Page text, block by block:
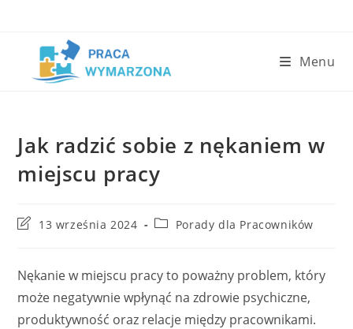
Menu
Jak radzić sobie z nękaniem w
miejscu pracy
Post13 września 2024
PostPorady dla Pracowników
Nękanie w miejscu pracy to poważny problem, który
może negatywnie wpłynąć na zdrowie psychiczne,
produktywność oraz relacje między pracownikami.